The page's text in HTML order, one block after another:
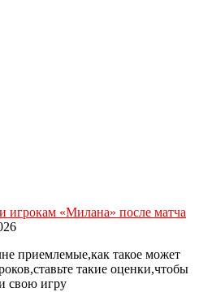
игрокам «Милана» после матча
приемлемые,как такое может
такие оценки,чтобы
свою игру